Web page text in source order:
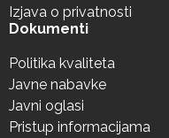
Izjava o privatnosti
Dokumenti
Politika kvaliteta
Javne nabavke
Javni oglasi
Pristup informacijama